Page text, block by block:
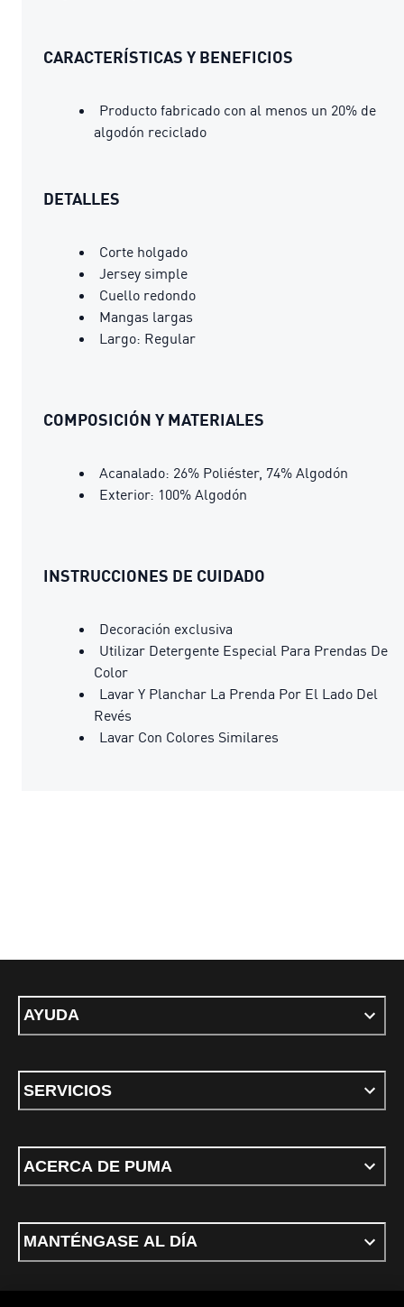
CARACTERÍSTICAS Y BENEFICIOS
Producto fabricado con al menos un 20% de
algodón reciclado
DETALLES
Corte holgado
Jersey simple
Cuello redondo
Mangas largas
Largo: Regular
COMPOSICIÓN Y MATERIALES
Acanalado: 26% Poliéster, 74% Algodón
Exterior: 100% Algodón
INSTRUCCIONES DE CUIDADO
Decoración exclusiva
Utilizar Detergente Especial Para Prendas De
Color
Lavar Y Planchar La Prenda Por El Lado Del
Revés
Lavar Con Colores Similares
AYUDA
SERVICIOS
ACERCA DE PUMA
MANTÉNGASE AL DÍA